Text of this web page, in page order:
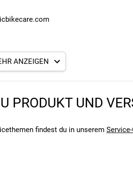
Komponenten bei Fahrrädern
ANZEIGEN
PRODUKT UND
findest du in unserem